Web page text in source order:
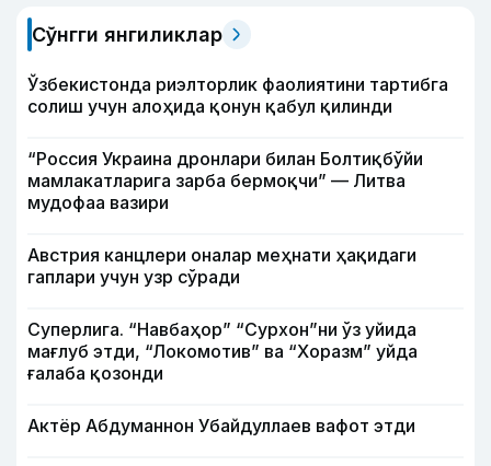
Сўнгги янгиликлар
Ўзбекистонда риэлторлик фаолиятини тартибга
солиш учун алоҳида қонун қабул қилинди
“Россия Украина дронлари билан Болтиқбўйи
мамлакатларига зарба бермоқчи” — Литва
мудофаа вазири
Австрия канцлери оналар меҳнати ҳақидаги
гаплари учун узр сўради
Суперлига. “Навбаҳор” “Сурхон”ни ўз уйида
мағлуб этди, “Локомотив” ва “Хоразм” уйда
ғалаба қозонди
Актёр Абду­маннон Убайдуллаев вафот этди